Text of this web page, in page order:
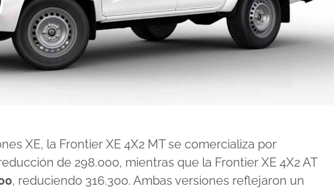
XE, la Frontier XE 4X2 MT se comercializa por
de 298.000, mientras que la Frontier XE 4X2 AT
, reduciendo 316.300. Ambas versiones reflejaron un